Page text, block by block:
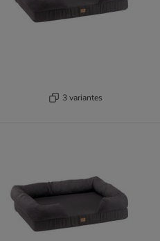
3 variantes